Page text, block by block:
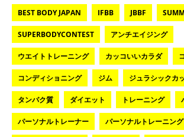
BEST BODY JAPAN IFBB JBBF
SUPERBODYCONTEST アンチエイジング
ウエイトトレーニング カッコいいカラダ
コンディショニング ジム ジュラシックカ
タンパク質 ダイエット トレーニング
パーソナルトレーナー パーソナルトレーニング